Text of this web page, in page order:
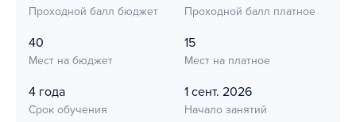
Проходной балл бюджет Проходной балл платное
40
Мест на бюджет
15
Мест на платное
4 года
Срок обучения
1 сент. 2026
Начало занятий